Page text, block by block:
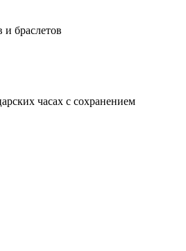
браслетов
часах с сохранением